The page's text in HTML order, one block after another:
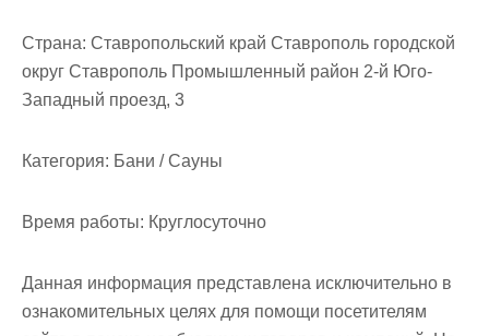
Страна: Ставропольский край Ставрополь городской
округ Ставрополь Промышленный район 2-й Юго-
Западный проезд, 3
Категория: Бани / Сауны
Время работы: Круглосуточно
Данная информация представлена исключительно в
ознакомительных целях для помощи посетителям